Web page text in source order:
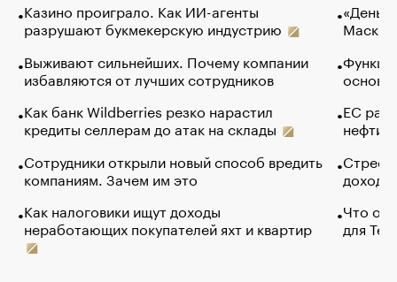
Казино проиграло. Как ИИ-агенты
разрушают букмекерскую индустрию
Выживают сильнейших. Почему компании
избавляются от лучших сотрудников
Как банк Wildberries резко нарастил
кредиты селлерам до атак на склады
Сотрудники открыли новый способ вредить
компаниям. Зачем им это
Как налоговики ищут доходы
неработающих покупателей яхт и квартир
Маск в
основ
ЕС
нефти
Что
для